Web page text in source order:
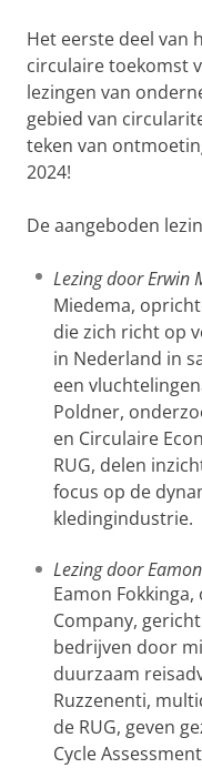
Het eerste deel van
circulaire toekomst
lezingen van
gebied van
teken van
2024!
De aangeboden
Lezing door Erwin
Miedema,
die zich richt op
in Nederland in
een
Poldner,
en Circulaire
RUG, delen
focus op de
kledingindustrie.
Lezing door
Eamon
Company,
bedrijven door
duurzaam
Ruzzenenti,
de RUG, geven
Cycle